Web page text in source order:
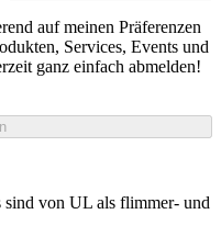
auf meinen Präferenzen
Services, Events und
ganz einfach abmelden!
von UL als flimmer- und